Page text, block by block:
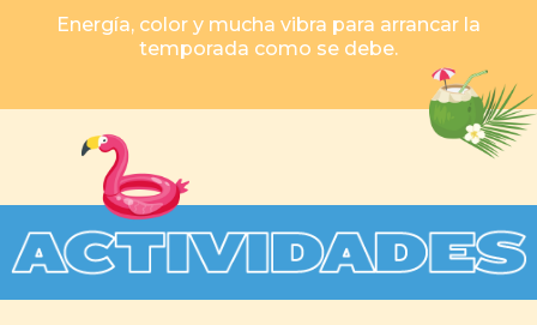
Energía, color y mucha vibra para arrancar la
temporada como se debe.